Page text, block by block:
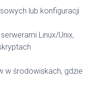
lub konfiguracji
Linux/Unix,
w środowiskach, gdzie